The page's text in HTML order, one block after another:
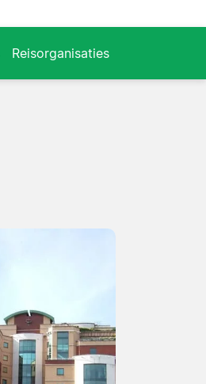
Reisorganisaties